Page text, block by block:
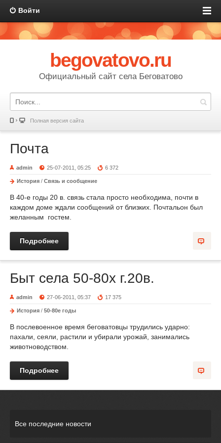
Войти
begovatovo.ru
Официальный сайт села Беговатово
Полная версия сайта
Почта
admin 25-07-2011, 05:25 6 372
История / Связь и сообщение
В 40-е годы 20 в. связь стала просто необходима, почти в
каждом доме ждали сообщений от близких. Почтальон был
желанным гостем.
Подробнее
Быт села 50-80х г.20в.
admin 27-06-2011, 05:37 17 375
История / 50-80е годы
В послевоенное время беговатовцы трудились ударно:
пахали, сеяли, растили и убирали урожай, занимались
животноводством.
Подробнее
Все последние новости